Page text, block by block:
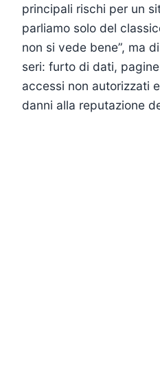
principali rischi per un
parliamo solo del
non si vede bene”, ma
seri: furto di dati,
accessi non autorizzati
danni alla reputazione